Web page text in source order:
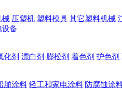
械 压塑机 塑料模具 其它塑料机械
设备
化剂 漂白剂 膨松剂 着色剂 护色剂
舶涂料 轻工和家电涂料 防腐蚀涂